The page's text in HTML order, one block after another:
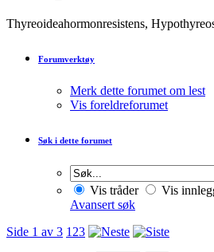
Thyreoideahormonresistens,
Forumverktøy
Merk dette forumet om lest
Vis foreldreforumet
Søk i dette forumet
Vis tråder
Vis
Avansert søk
Side 1 av 3 1 23